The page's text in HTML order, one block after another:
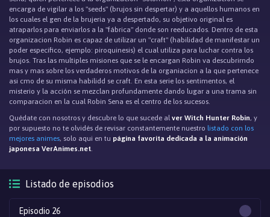
encarga de vigilar a los "seeds" (brujos sin despertar) y a aquellos humanos en
los cuales el gen de la brujeria ya a despertado, su objetivo original es
atraparlos para enviarlos a la "fábrica" donde son reeducados. Dentro de esta
organizacion Robin es capaz de utilizar un "craft" (habilidad de manifestar un
poder especifico, ejemplo: piroquinesis) el cual utiliza para luchar contra los
brujos. Tras las multiples misiones que se le encargan Robin va descubrirndo
mas y mas sobre los verdaderos motivos de la organiacion a la que pertenece
asi cmo de su misma habilidd se craft. En esta serie los sentimentos, el
misterio y la acción se mezclan profundamente dando lugar a una trama sin
comparacion en la cual Robin Sena es el centro de los sucesos.
Quédate con nosotros y descubre lo que sucede alver Witch Hunter Robin, y
por supuesto no te olvidés de revisar constantemente nuestro listado con los
mejores animes, solo aqui en tu página favorita dedicada a la animación
japonesa VerAnimes.net.
Listado de episodios
Episodio 26